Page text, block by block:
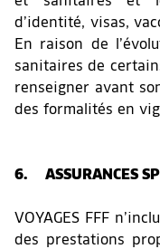
d’identité, visas,
En raison de
sanitaires de
renseigner avant
des formalités en
6. ASSURANCES
VOYAGES FFF
des prestations